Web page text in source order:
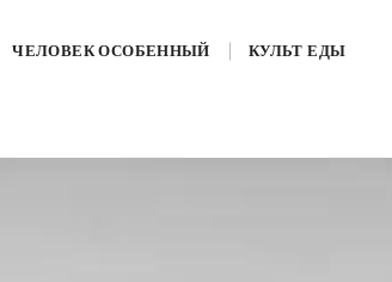
ЧЕЛОВЕК ОСОБЕННЫЙ КУЛЬТ ЕДЫ